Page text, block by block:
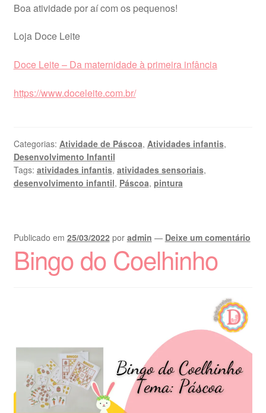
Boa atividade por aí com os pequenos!
Loja Doce Leite
Doce Leite – Da maternidade à primeira infância
https://www.doceleite.com.br/
Categorias: Atividade de Páscoa, Atividades infantis,
Desenvolvimento Infantil
Tags: atividades infantis, atividades sensoriais,
desenvolvimento infantil, Páscoa, pintura
Publicado em 25/03/2022 por admin — Deixe um comentário
Bingo do Coelhinho